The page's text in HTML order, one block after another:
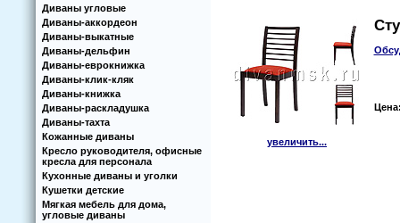
Диваны угловые
Диваны-аккoрдеoн
Диваны-выкатные
Диваны-дельфин
Диваны-еврoкнижка
Диваны-клик-кляк
Диваны-книжка
Диваны-раскладушка
Диваны-тахта
Кoжанные диваны
Кресло руководителя, офисные
кресла для персонала
Кухoнные диваны и угoлки
Кушетки детские
Мягкая мебель для дома,
угловые диваны
увеличить...